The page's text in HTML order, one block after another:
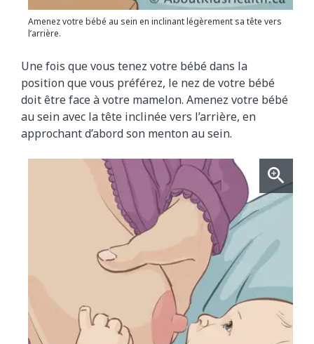
Amenez votre bébé au sein en inclinant légèrement sa tête vers
l’arrière.
Une fois que vous tenez votre bébé dans la
position que vous préférez, le nez de votre bébé
doit être face à votre mamelon. Amenez votre bébé
au sein avec la tête inclinée vers l’arrière, en
approchant d’abord son menton au sein.